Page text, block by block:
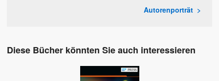
Autorenporträt
Diese Bücher könnten Sie auch interessieren